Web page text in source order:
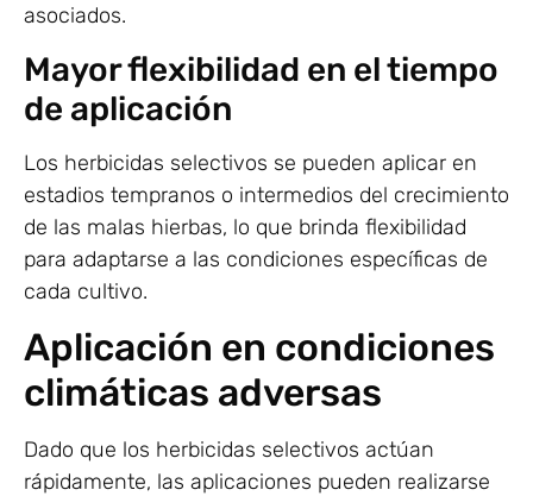
asociados.
Mayor flexibilidad en el tiempo
de aplicación
Los herbicidas selectivos se pueden aplicar en
estadios tempranos o intermedios del crecimiento
de las malas hierbas, lo que brinda flexibilidad
para adaptarse a las condiciones específicas de
cada cultivo.
Aplicación en condiciones
climáticas adversas
Dado que los herbicidas selectivos actúan
rápidamente, las aplicaciones pueden realizarse